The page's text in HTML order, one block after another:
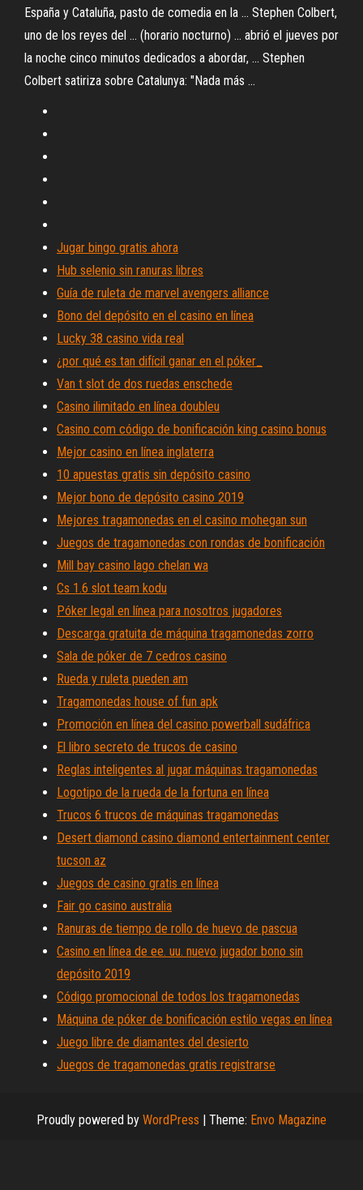
España y Cataluña, pasto de comedia en la ... Stephen Colbert,
uno de los reyes del ... (horario nocturno) ... abrió el jueves por
la noche cinco minutos dedicados a abordar, ... Stephen
Colbert satiriza sobre Catalunya: "Nada más ...
Jugar bingo gratis ahora
Hub selenio sin ranuras libres
Guía de ruleta de marvel avengers alliance
Bono del depósito en el casino en línea
Lucky 38 casino vida real
¿por qué es tan difícil ganar en el póker_
Van t slot de dos ruedas enschede
Casino ilimitado en línea doubleu
Casino com código de bonificación king casino bonus
Mejor casino en línea inglaterra
10 apuestas gratis sin depósito casino
Mejor bono de depósito casino 2019
Mejores tragamonedas en el casino mohegan sun
Juegos de tragamonedas con rondas de bonificación
Mill bay casino lago chelan wa
Cs 1.6 slot team kodu
Póker legal en línea para nosotros jugadores
Descarga gratuita de máquina tragamonedas zorro
Sala de póker de 7 cedros casino
Rueda y ruleta pueden am
Tragamonedas house of fun apk
Promoción en línea del casino powerball sudáfrica
El libro secreto de trucos de casino
Reglas inteligentes al jugar máquinas tragamonedas
Logotipo de la rueda de la fortuna en línea
Trucos 6 trucos de máquinas tragamonedas
Desert diamond casino diamond entertainment center
tucson az
Juegos de casino gratis en línea
Fair go casino australia
Ranuras de tiempo de rollo de huevo de pascua
Casino en línea de ee. uu. nuevo jugador bono sin
depósito 2019
Código promocional de todos los tragamonedas
Máquina de póker de bonificación estilo vegas en línea
Juego libre de diamantes del desierto
Juegos de tragamonedas gratis registrarse
Proudly powered by WordPress | Theme: Envo Magazine